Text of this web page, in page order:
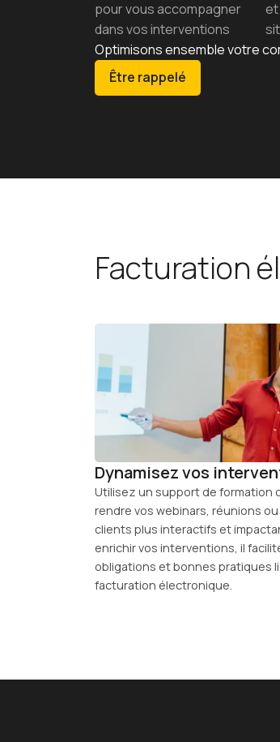
pour vous accompagner
dans vos interventions
Optimisons ensemble votre
Être rappelé
Facturation
Dynamisez vos
Utilisez un support de formation
rendre vos webinars, réunions
clients plus interactifs et
enrichir vos interventions, il
obligations et bonnes pratiques
facturation électronique.